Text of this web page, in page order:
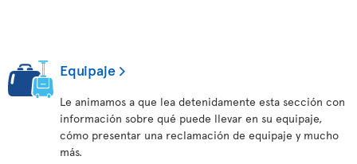
Equipaje
Le animamos a que lea detenidamente esta sección con
información sobre qué puede llevar en su equipaje,
cómo presentar una reclamación de equipaje y mucho
más.